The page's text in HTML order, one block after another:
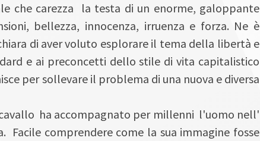
che carezza la testa di un enorme, galoppante
bellezza, innocenza, irruenza e forza. Ne è
di aver voluto esplorare il tema della libertà e
e ai preconcetti dello stile di vita capitalistico
per sollevare il problema di una nuova e diversa
ha accompagnato per millenni l'uomo nell'
Facile comprendere come la sua immagine fosse